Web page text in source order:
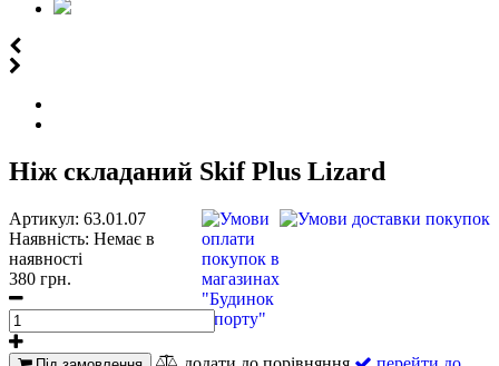
Ніж складаний Skif Plus Lizard
Артикул: 63.01.07
Наявність: Немає в
наявності
380 грн.